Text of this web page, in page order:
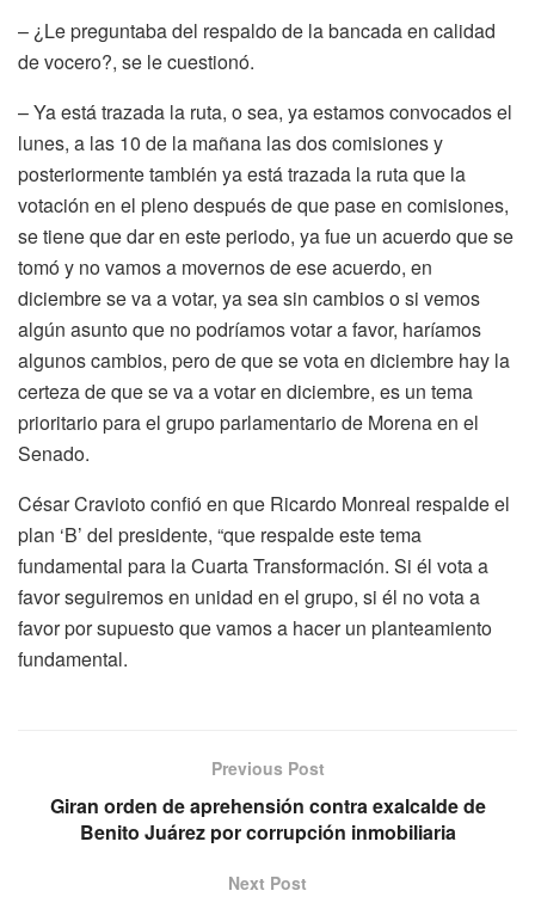
– ¿Le preguntaba del respaldo de la bancada en calidad
de vocero?, se le cuestionó.
– Ya está trazada la ruta, o sea, ya estamos convocados el
lunes, a las 10 de la mañana las dos comisiones y
posteriormente también ya está trazada la ruta que la
votación en el pleno después de que pase en comisiones,
se tiene que dar en este periodo, ya fue un acuerdo que se
tomó y no vamos a movernos de ese acuerdo, en
diciembre se va a votar, ya sea sin cambios o si vemos
algún asunto que no podríamos votar a favor, haríamos
algunos cambios, pero de que se vota en diciembre hay la
certeza de que se va a votar en diciembre, es un tema
prioritario para el grupo parlamentario de Morena en el
Senado.
César Cravioto confió en que Ricardo Monreal respalde el
plan ‘B’ del presidente, “que respalde este tema
fundamental para la Cuarta Transformación. Si él vota a
favor seguiremos en unidad en el grupo, si él no vota a
favor por supuesto que vamos a hacer un planteamiento
fundamental.
Previous Post
Giran orden de aprehensión contra exalcalde de
Benito Juárez por corrupción inmobiliaria
Next Post